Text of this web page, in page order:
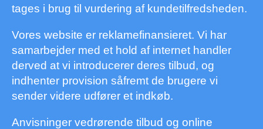
tages i brug til vurdering af kundetilfredsheden.
Vores website er reklamefinansieret. Vi har
samarbejder med et hold af internet handler
derved at vi introducerer deres tilbud, og
indhenter provision såfremt de brugere vi
sender videre udfører et indkøb.
Anvisninger vedrørende tilbud og online